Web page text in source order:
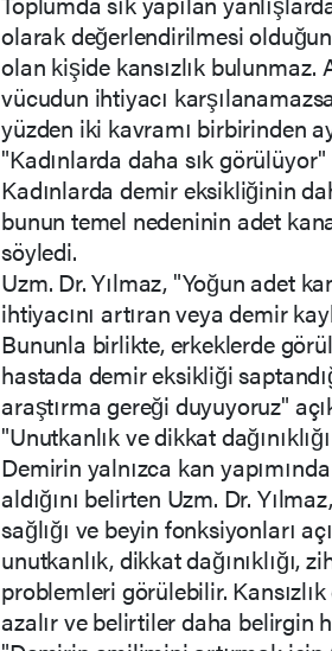
olarak değerlendirilmesi
olan kişide kansızlık
vücudun ihtiyacı
yüzden iki kavramı birbirinden
"Kadınlarda daha sık görülüyor"
Kadınlarda demir eksikliğinin
bunun temel nedeninin adet
söyledi.
Uzm. Dr. Yılmaz, "Yoğun adet
ihtiyacını artıran veya demir
Bununla birlikte, erkeklerde
hastada demir eksikliği
araştırma gereği duyuyoruz"
"Unutkanlık ve dikkat
Demirin yalnızca kan
aldığını belirten Uzm. Dr.
sağlığı ve beyin fonksiyonları
unutkanlık, dikkat dağınıklığı,
problemleri görülebilir.
azalır ve belirtiler daha belirgin